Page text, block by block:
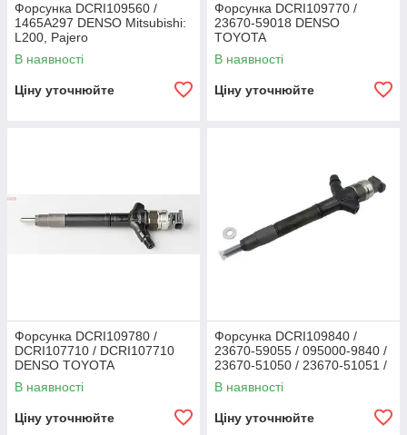
Форсунка DCRI109560 /
1465A297 DENSO Mitsubishi:
L200, Pajero
В наявності
Ціну уточнюйте
Форсунка DCRI109770 /
23670-59018 DENSO
TOYOTA
В наявності
Ціну уточнюйте
Форсунка DCRI109780 /
DCRI107710 / DCRI107710
DENSO TOYOTA
В наявності
Ціну уточнюйте
Форсунка DCRI109840 /
23670-59055 / 095000-9840 /
23670-51050 / 23670-51051 /
23670-51052 DENSO
TOYOTA LC200
В наявності
Ціну уточнюйте